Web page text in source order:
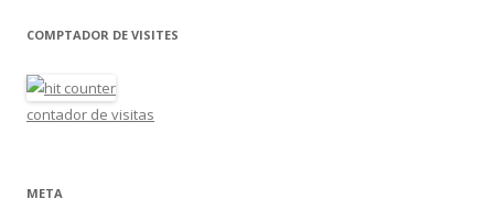
COMPTADOR DE VISITES
contador de visitas
META